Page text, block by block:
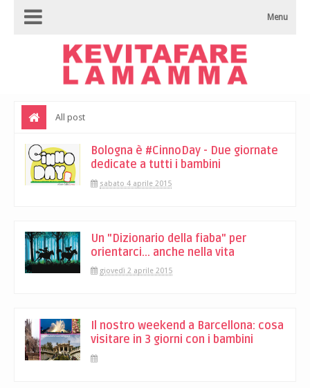
Menu
All post
Bologna è #CinnoDay - Due giornate
dedicate a tutti i bambini
sabato 4 aprile 2015
Un "Dizionario della fiaba" per
orientarci... anche nella vita
giovedì 2 aprile 2015
Il nostro weekend a Barcellona: cosa
visitare in 3 giorni con i bambini